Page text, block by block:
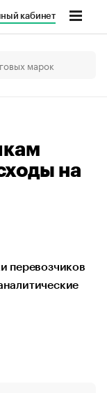
кабинет
на
перевозчиков